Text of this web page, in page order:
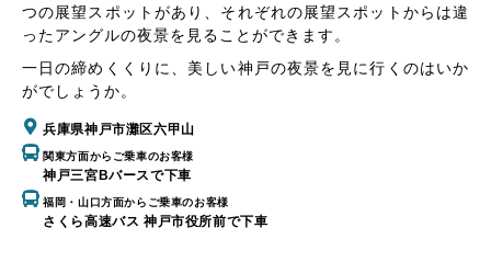
つの展望スポットがあり、それぞれの展望スポットからは違
ったアングルの夜景を見ることができます。
一日の締めくくりに、美しい神戸の夜景を見に行くのはいか
がでしょうか。
兵庫県神戸市灘区六甲山
関東方面からご乗車のお客様
神戸三宮Bバースで下車
福岡・山口方面からご乗車のお客様
さくら高速バス 神戸市役所前で下車